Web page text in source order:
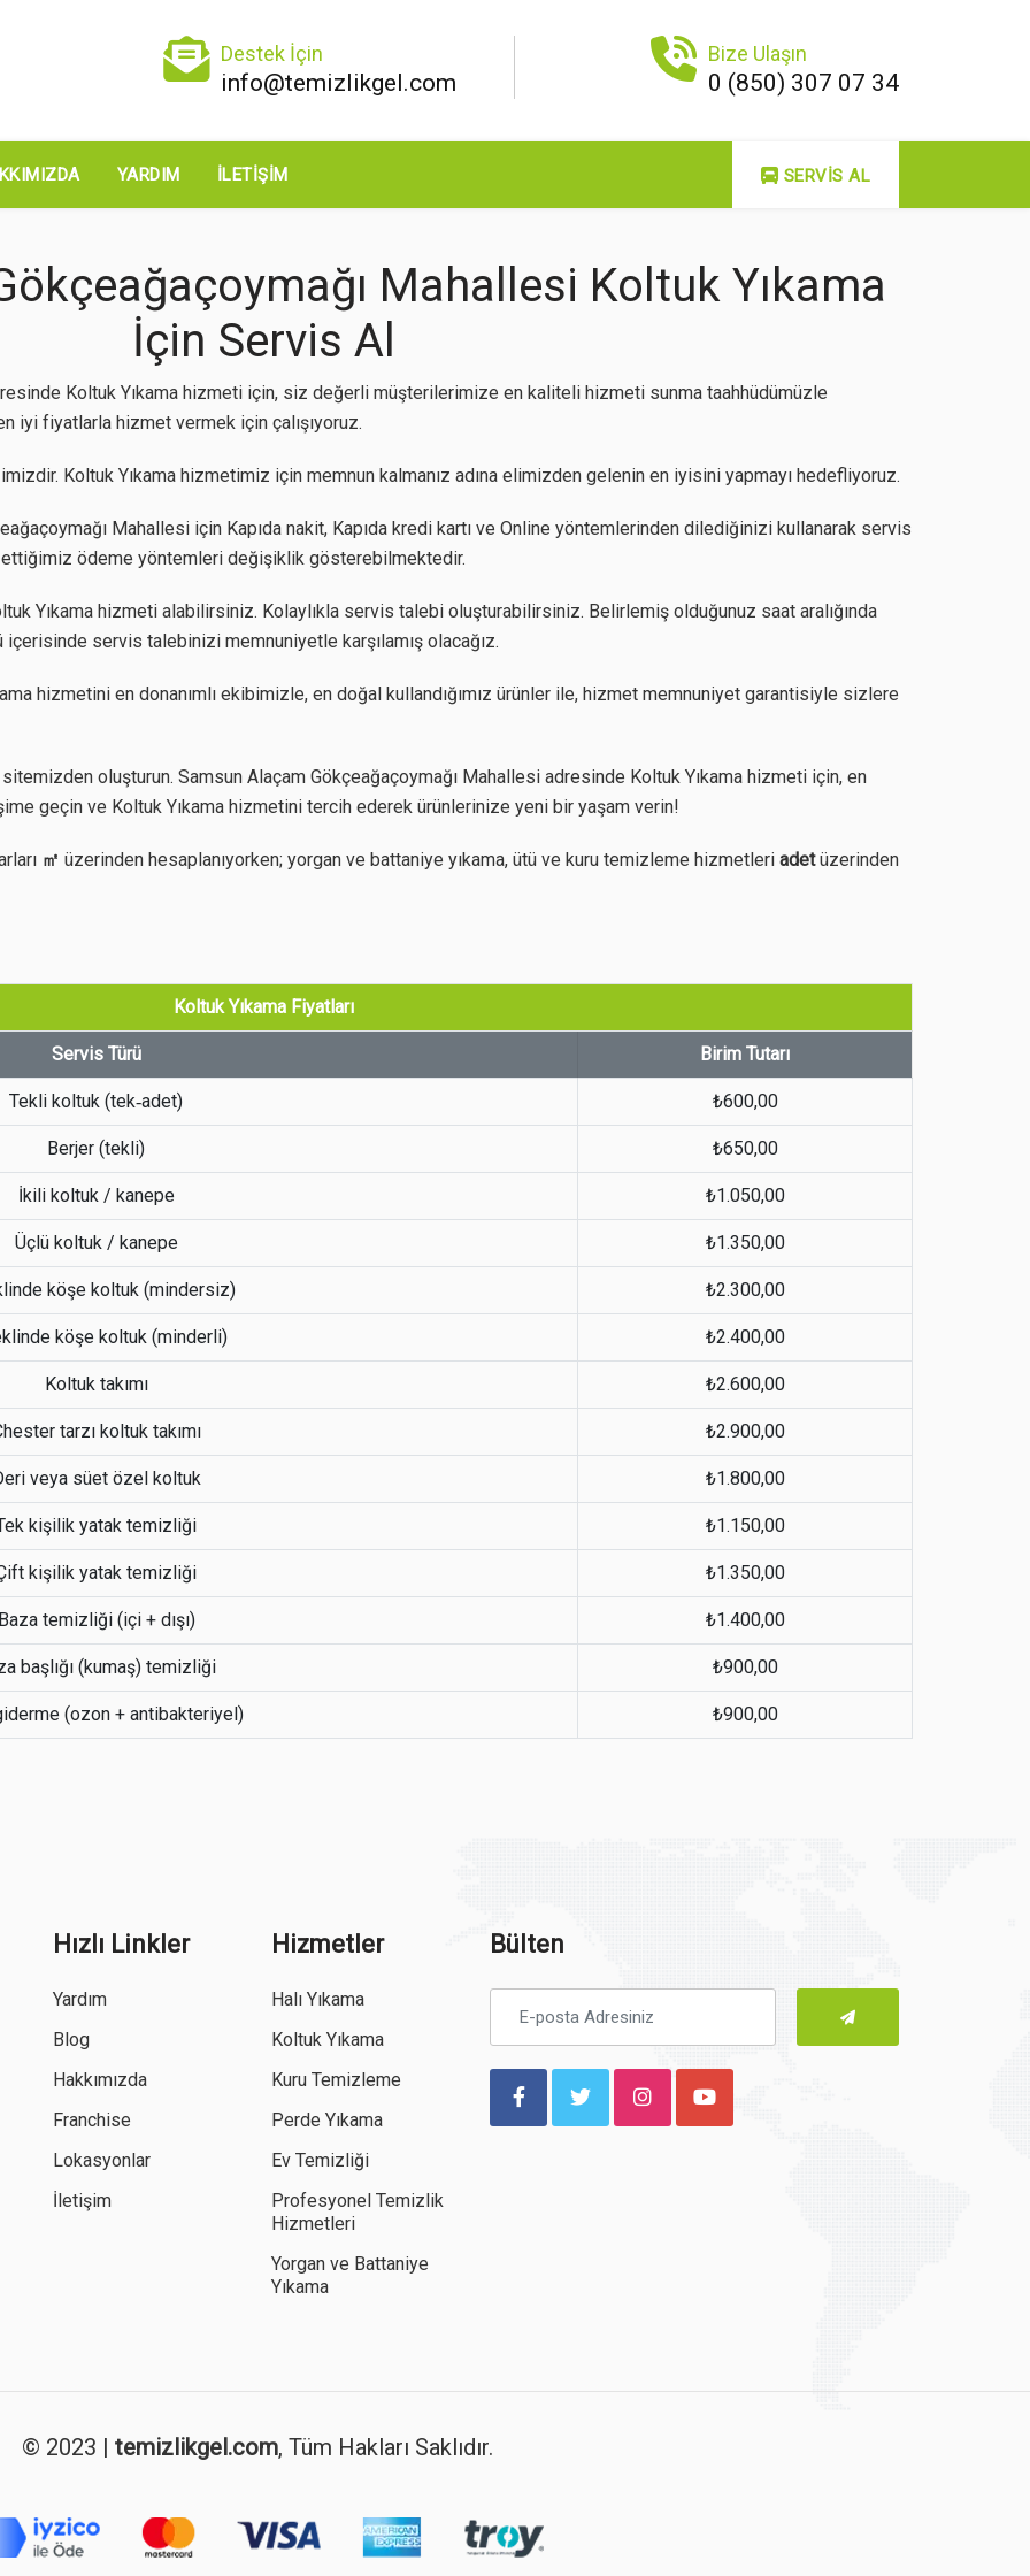
Destek İçin
info@temizlikgel.com
Bize Ulaşın
0 (850) 307 07 34
YARDIM İLETIŞIM SERVIS AL
Mahallesi Koltuk Yıkama
İçin Servis Al
Koltuk Yıkama hizmeti için, siz değerli müşterilerimize en kaliteli hizmeti sunma taahhüdümüzle
iyi fiyatlarla hizmet vermek için çalışıyoruz.
Koltuk Yıkama hizmetimiz için memnun kalmanız adına elimizden gelenin en iyisini yapmayı hedefliyoruz.
Mahallesi için Kapıda nakit, Kapıda kredi kartı ve Online yöntemlerinden dilediğinizi kullanarak servis
ödeme yöntemleri değişiklik gösterebilmektedir.
Yıkama hizmeti alabilirsiniz. Kolaylıkla servis talebi oluşturabilirsiniz. Belirlemiş olduğunuz saat aralığında
servis talebinizi memnuniyetle karşılamış olacağız.
hizmetini en donanımlı ekibimizle, en doğal kullandığımız ürünler ile, hizmet memnuniyet garantisiyle sizlere
oluşturun. Samsun Alaçam Gökçeağaçoymağı Mahallesi adresinde Koltuk Yıkama hizmeti için, en
geçin ve Koltuk Yıkama hizmetini tercih ederek ürünlerinize yeni bir yaşam verin!
㎡ üzerinden hesaplanıyorken; yorgan ve battaniye yıkama, ütü ve kuru temizleme hizmetleri adetüzerinden
Koltuk Yıkama Fiyatları
Servis Türü Birim Tutarı
Tekli koltuk (tek‐adet) ₺600,00
Berjer (tekli) ₺650,00
İkili koltuk / kanepe ₺1.050,00
Üçlü koltuk / kanepe ₺1.350,00
köşe koltuk (mindersiz) ₺2.300,00
köşe koltuk (minderli) ₺2.400,00
Koltuk takımı ₺2.600,00
tarzı koltuk takımı ₺2.900,00
veya süet özel koltuk ₺1.800,00
kişilik yatak temizliği ₺1.150,00
kişilik yatak temizliği ₺1.350,00
Baza temizliği (içi + dışı) ₺1.400,00
başlığı (kumaş) temizliği ₺900,00
(ozon + antibakteriyel) ₺900,00
Hızlı Linkler
Yardım
Blog
Hakkımızda
Franchise
Lokasyonlar
İletişim
Hizmetler
Halı Yıkama
Koltuk Yıkama
Kuru Temizleme
Perde Yıkama
Ev Temizliği
Profesyonel Temizlik
Hizmetleri
Yorgan ve Battaniye
Yıkama
Bülten
© 2023 | temizlikgel.com, Tüm Hakları Saklıdır.